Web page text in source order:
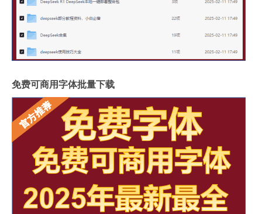
免费可商用字体批量下载